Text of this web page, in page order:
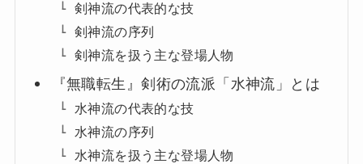
剣神流の代表的な技
剣神流の序列
剣神流を扱う主な登場人物
『無職転生』剣術の流派「水神流」とは
水神流の代表的な技
水神流の序列
水神流を扱う主な登場人物